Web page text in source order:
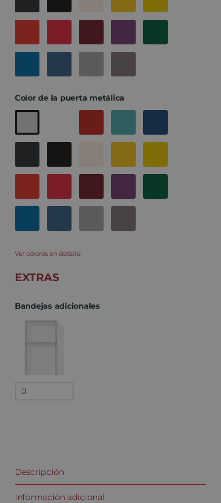
Color de la puerta metálica
Ver colores en detalle
EXTRAS
Bandejas adicionales
Bandejas
Descripción
Información adicional